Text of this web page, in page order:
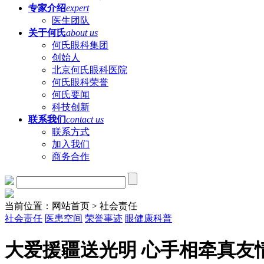
专家介绍expert
医生团队
关于何氏about us
何氏眼科集团
创始人
北京何氏眼科医院
何氏眼科荣誉
何氏要闻
科技创新
联系我们contact us
联系方式
加入我们
商务合作
当前位置：网站首页 > 社会责任
社会责任 医患空间 荣誉事迹 眼健康科普
大爱援疆送光明 心手相牵真友